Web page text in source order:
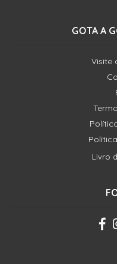
GOTA A
Visite
Livro